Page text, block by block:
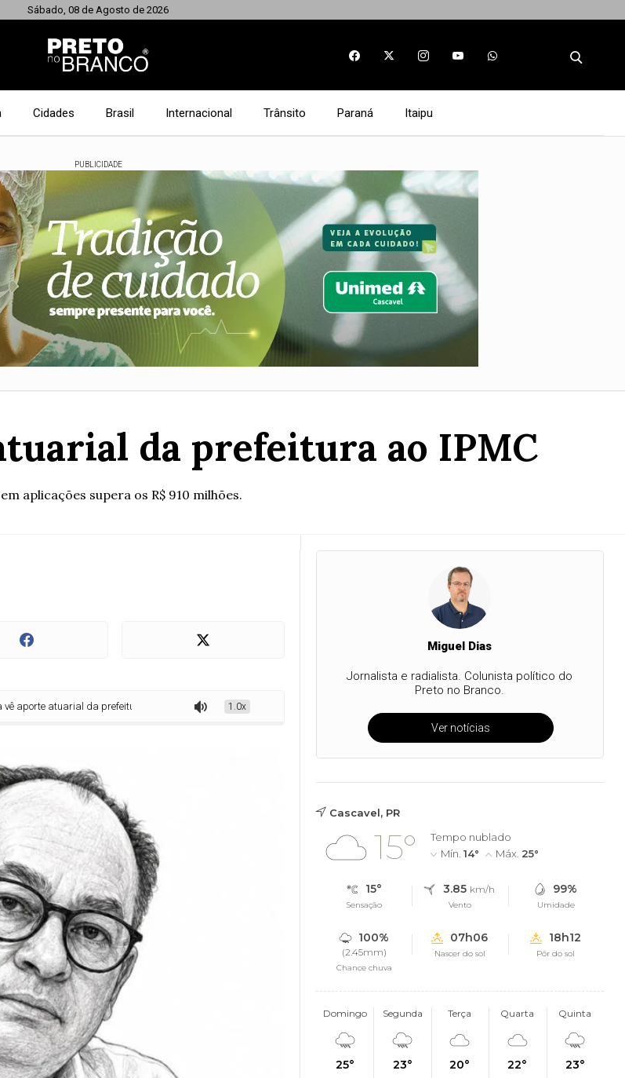
Sábado, 08 de Agosto de 2026
Cidades Brasil Internacional Trânsito Paraná Itaipu
PUBLICIDADE
da prefeitura ao IPMC
aplicações supera os R$ 910 milhões.
atuarial da prefeitura ao IPMC 1.0x
Miguel Dias
Jornalista e radialista. Colunista político do
Preto no Branco.
Ver notícias
Cascavel, PR
15°
Tempo nublado
Mín. 14° Máx. 25°
15°
Sensação
3.85 km/h
Vento
99%
Umidade
100%
(2.45mm)
Chance chuva
07h06
Nascer do sol
18h12
Pôr do sol
Domingo
25°
Segunda
23°
Terça
20°
Quarta
22°
Quinta
23°